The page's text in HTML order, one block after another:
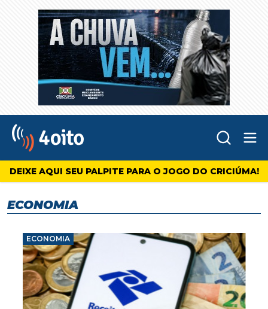
4oito
DEIXE AQUI SEU PALPITE PARA O JOGO DO CRICIÚMA!
ECONOMIA
ECONOMIA